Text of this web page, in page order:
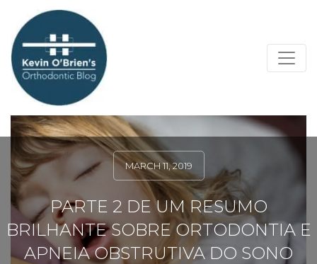
MARCH 11, 2019
PARTE 2 DE UM RESUMO
BRILHANTE SOBRE ORTODONTIA E
APNEIA OBSTRUTIVA DO SONO